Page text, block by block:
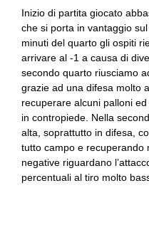
Inizio di partita giocato
che si porta in vantaggio
minuti del quarto gli ospiti
arrivare al -1 a causa di
secondo quarto riusciamo
grazie ad una difesa molto
recuperare alcuni palloni
in contropiede. Nella
alta, soprattutto in difesa,
tutto campo e recuperando
negative riguardano
percentuali al tiro molto